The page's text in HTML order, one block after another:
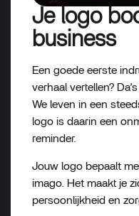
Je logo
business
Een goede eerste
verhaal vertellen?
We leven in een
logo is daarin een
reminder.
Jouw logo bepaalt
imago. Het maakt je
persoonlijkheid en